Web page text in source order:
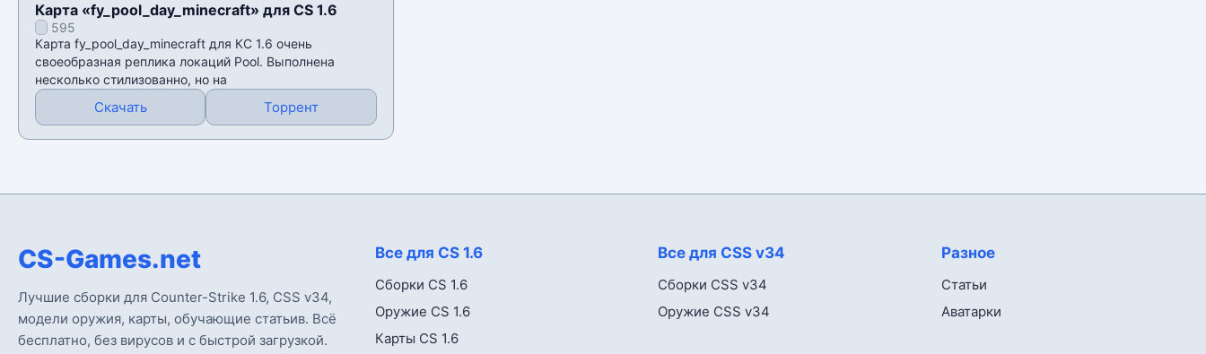
Карта «fy_pool_day_minecraft» для CS 1.6
595
Карта fy_pool_day_minecraft для КС 1.6 очень
своеобразная реплика локаций Pool. Выполнена
несколько стилизованно, но на
Скачать Торрент
CS-Games.net
Лучшие сборки для Counter-Strike 1.6, CSS v34,
модели оружия, карты, обучающие статьив. Всё
бесплатно, без вирусов и с быстрой загрузкой.
Все для CS 1.6
Сборки CS 1.6
Оружие CS 1.6
Карты CS 1.6
Все для CSS v34
Сборки CSS v34
Оружие CSS v34
Разное
Статьи
Аватарки